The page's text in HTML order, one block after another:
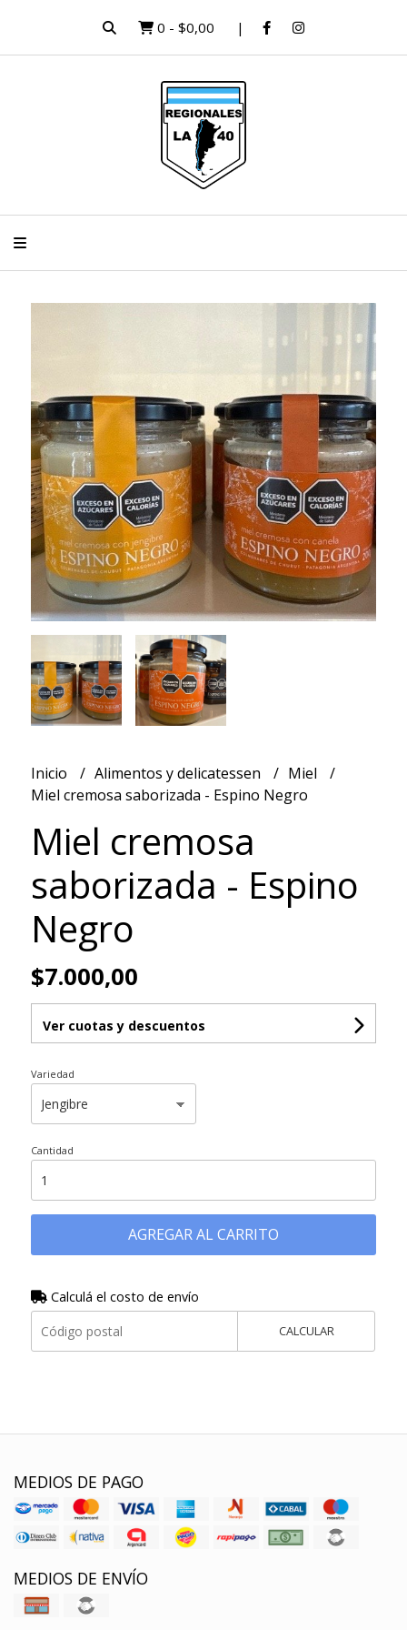
0 - $0,00
Inicio Alimentos y delicatessen
Miel
Miel cremosa saborizada - Espino Negro
Miel cremosa
saborizada - Espino
Negro
$7.000,00
Ver cuotas y descuentos
Variedad
Cantidad
AGREGAR AL CARRITO
Calculá el costo de envío
CALCULAR
MEDIOS DE PAGO
MEDIOS DE ENVÍO